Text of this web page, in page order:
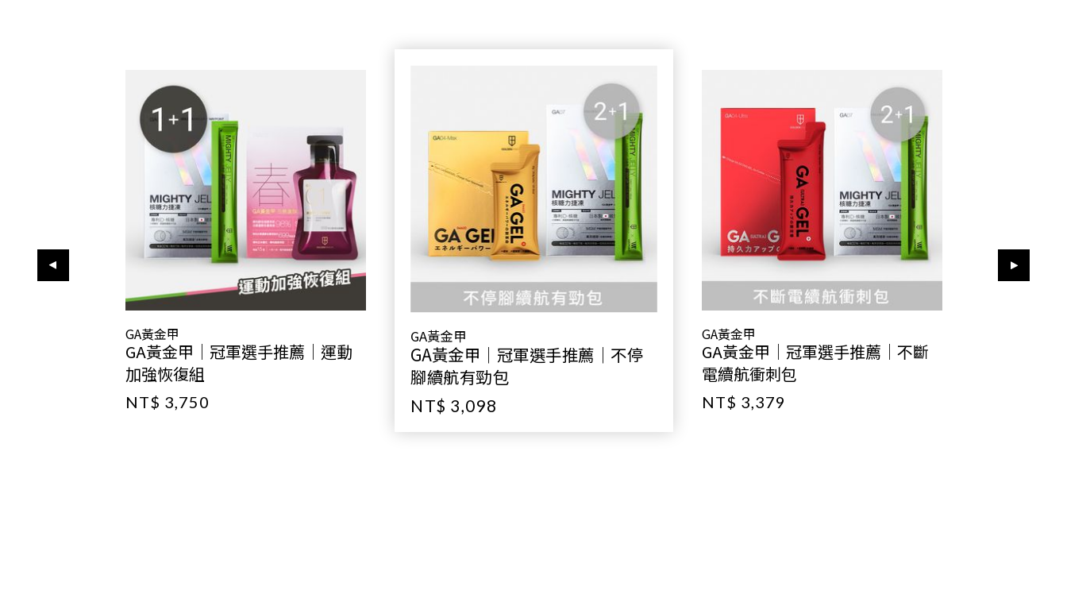
GA黃金甲
GA黃金甲｜冠軍選手推薦｜運動
加強恢復組
NT$ 3,750
GA黃金甲
GA黃金甲｜冠軍選手推薦｜不停
腳續航有勁包
NT$ 3,098
GA黃金甲
GA黃金甲｜冠軍選手推薦｜不斷
電續航衝刺包
NT$ 3,379